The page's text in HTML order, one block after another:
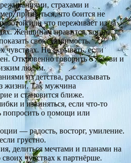
страхами и
признаться, что боится не
или что переживает из-за
Женщинам нравится, когда
свою уязвимость.
чувствах. Не скрывать, если
Откровенно говорить о любви и
людям.
из детства, рассказывать
жизни. Так мужчина
и становится ближе.
и извиняться, если что-то
попросить о помощи или
— радость, восторг, умиление.
грустно.
делиться мечтами и планами на
чувствах к партнёрше.